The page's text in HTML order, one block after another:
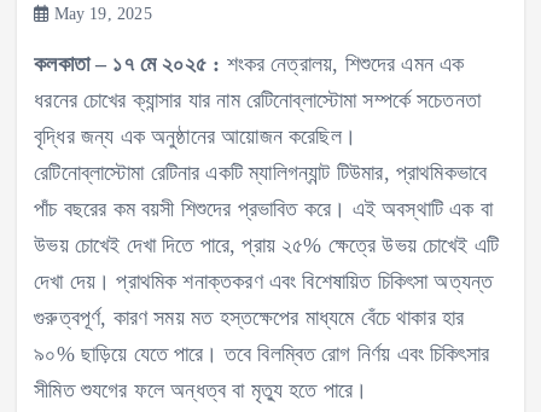
May 19, 2025
কলকাতা – ১৭ মে ২০২৫ : শংকর নেত্রালয়, শিশুদের এমন এক
ধরনের চোখের ক্যান্সার যার নাম রেটিনোব্লাস্টোমা সম্পর্কে সচেতনতা
বৃদ্ধির জন্য এক অনুষ্ঠানের আয়োজন করেছিল।
রেটিনোব্লাস্টোমা রেটিনার একটি ম্যালিগন্যান্ট টিউমার, প্রাথমিকভাবে
পাঁচ বছরের কম বয়সী শিশুদের প্রভাবিত করে। এই অবস্থাটি এক বা
উভয় চোখেই দেখা দিতে পারে, প্রায় ২৫% ক্ষেত্রে উভয় চোখেই এটি
দেখা দেয়। প্রাথমিক শনাক্তকরণ এবং বিশেষায়িত চিকিৎসা অত্যন্ত
গুরুত্বপূর্ণ, কারণ সময় মত হস্তক্ষেপের মাধ্যমে বেঁচে থাকার হার
৯০% ছাড়িয়ে যেতে পারে। তবে বিলম্বিত রোগ নির্ণয় এবং চিকিৎসার
সীমিত শুযগের ফলে অন্ধত্ব বা মৃত্যু হতে পারে।